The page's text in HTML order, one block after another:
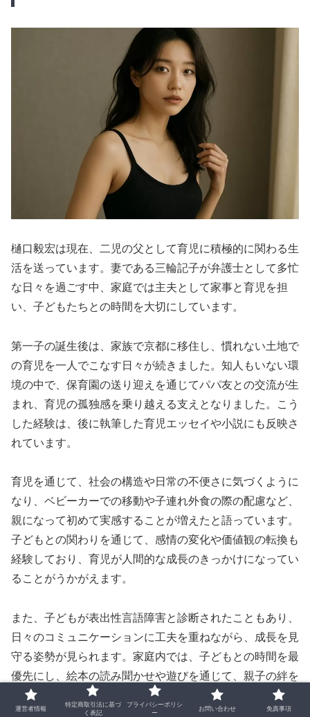
樋口毅宏は現在、二児の父として育児に積極的に関わる生
活を送っています。妻である三輪記子が弁護士として多忙
な日々を過ごす中、家庭では主夫として家事と育児を担
い、子どもたちとの時間を大切にしています。
第一子の誕生後は、家族で京都に移住し、慣れない土地で
の育児を一人でこなす日々が続きました。知人もいない環
境の中で、保育園の送り迎えを通じてパパ友との交流が生
まれ、育児の孤独感を乗り越える支えとなりました。こう
した経験は、後に執筆した育児エッセイや小説にも反映さ
れています。
育児を通じて、社会の構造や日常の不便さに気づくように
なり、ベビーカーでの移動や子連れ外食の際の配慮など、
親になって初めて実感することが増えたと語っています。
子どもとの関わりを通じて、感情の変化や価値観の転換も
経験しており、育児が人間的な成長のきっかけになってい
ることがうかがえます。
また、子どもが表出性言語障害と診断されたこともあり、
日々のコミュニケーションに工夫を重ねながら、成長を見
守る姿勢が見られます。家庭内では、子どもとの時間を最
優先にし、絵本の読み聞かせや遊びを通じて、親子の絆を
深めています。
運営者情報
特定商取引法に基づ
く表記
プライバシーポリシ
ー
お問い合わせ 免責事項